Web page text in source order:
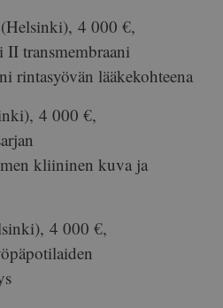
(Helsinki), 4 000 €,
transmembraani
rintasyövän lääkekohteena
4 000 €,
kliininen kuva ja
4 000 €,